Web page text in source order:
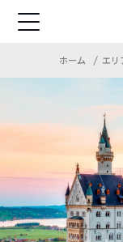
ホーム エリ